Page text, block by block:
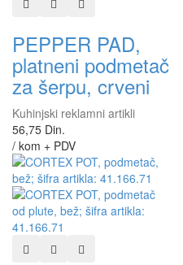
PEPPER PAD,
platneni podmetač
za šerpu, crveni
Kuhinjski reklamni artikli
56,75 Din.
/ kom + PDV
Dodaj u listu želja
Dodaj u listu za poređenje